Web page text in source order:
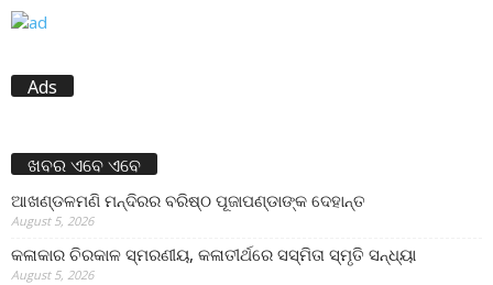
Ads
ଖବର ଏବେ ଏବେ
ଆଖଣ୍ଡଳମଣି ମନ୍ଦିରର ବରିଷ୍ଠ ପୂଜାପଣ୍ଡାଙ୍କ ଦେହାନ୍ତ
August 5, 2026
କଳାକାର ଚିରକାଳ ସ୍ମରଣୀୟ, କଳାତୀର୍ଥରେ ସସ୍ମିତା ସ୍ମୃତି ସନ୍ଧ୍ୟା
August 5, 2026